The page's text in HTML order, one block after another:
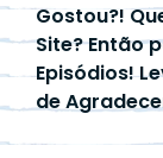
Gostou?!
Site? Então
Episódios!
de